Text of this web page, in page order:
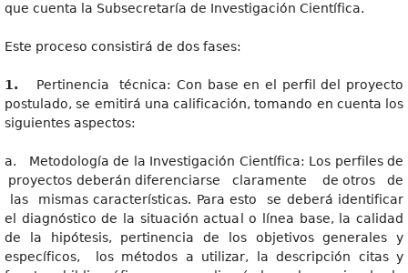
que cuenta la Subsecretaría de Investigación Científica.
Este proceso consistirá de dos fases:
1 . Pertinencia técnica: Con base en el perfil del proyecto
postulado, se emitirá una calificación, tomando en cuenta los
siguientes aspectos:
a. Metodología de la Investigación Científica: Los perfiles de
proyectos deberán diferenciarse claramente de otros de
las mismas características. Para esto se deberá identificar
el diagnóstico de la situación actual o línea base, la calidad
de la hipótesis, pertinencia de los objetivos generales y
específicos, los métodos a utilizar, la descripción citas y